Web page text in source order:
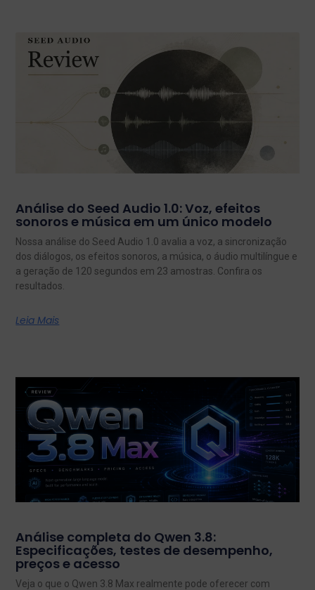
Análise do Seed Audio 1.0: Voz, efeitos
sonoros e música em um único modelo
Nossa análise do Seed Audio 1.0 avalia a voz, a sincronização
dos diálogos, os efeitos sonoros, a música, o áudio multilíngue e
a geração de 120 segundos em 23 amostras. Confira os
resultados.
Leia Mais
Análise completa do Qwen 3.8:
Especificações, testes de desempenho,
preços e acesso
Veja o que o Qwen 3.8 Max realmente pode oferecer com